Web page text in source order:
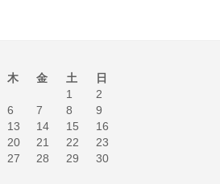
木 金 土
日
1
2
6 7 8
9
13 14 15
16
20 21 22
23
27 28 29
30